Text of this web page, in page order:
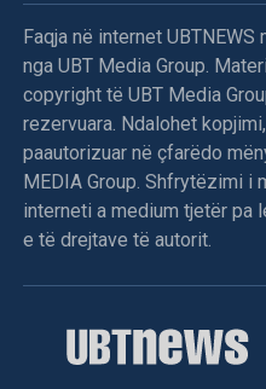
Faqja në internet
nga UBT Media Group.
copyright të UBT Media
rezervuara. Ndalohet
paautorizuar në çfarëdo
MEDIA Group. Shfrytëzimi i
interneti a medium tjetër pa
e të drejtave të autorit.